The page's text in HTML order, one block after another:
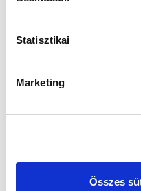
Statisztikai
Marketing
Összes